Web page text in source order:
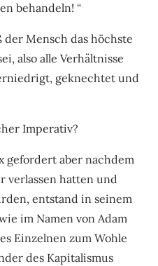
behandeln! “
Mensch das höchste
also alle Verhältnisse
geknechtet und
Imperativ?
gefordert aber nachdem
verlassen hatten und
entstand in seinem
im Namen von Adam
Einzelnen zum Wohle
des Kapitalismus